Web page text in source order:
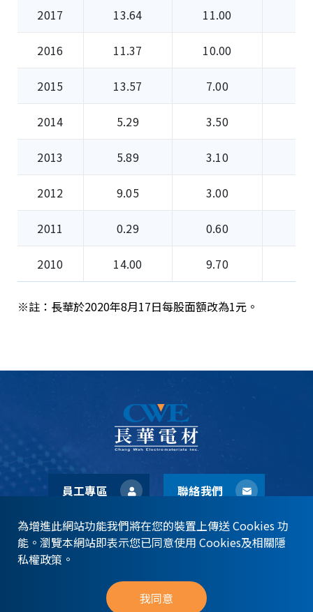
2017 13.64 11.00
2016 11.37 10.00
2015 13.57 7.00
2014 5.29 3.50
2013 5.89 3.10
2012 9.05 3.00
2011 0.29 0.60
2010 14.00 9.70
※註：長華於2020年8月17日每股面額改為1元。
員工專區 聯絡我們
© CWE 長華電材股份有限公司
Design by MINMAX 網頁設計
為增進此網站功能我們將在您的裝置上傳送 Cookies 功
能。瀏覽本網站即表示您已同意使用 Cookies及相關隱
私權政策。
我同意